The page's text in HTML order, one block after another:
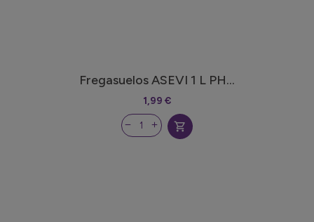
Fregasuelos ASEVI 1 L PH...
1,99 €
shopping_cart